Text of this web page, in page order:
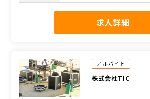
求人詳細
アルバイト
株式会社TIC